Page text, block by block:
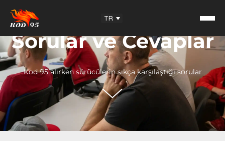
KOD95 — Ticari Marka
Öğrencilerimizin Yorumları
Eğitim Merkezi
Teklif için ortaklar
TR
Sorular ve Cevaplar
Kod 95 alırken sürücülerin sıkça karşılaştığı sorular